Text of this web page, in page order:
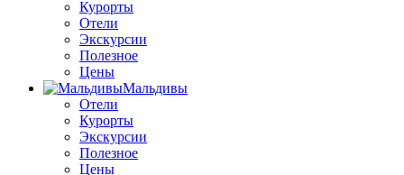
Курорты
Отели
Экскурсии
Полезное
Цены
Мальдивы
Отели
Курорты
Экскурсии
Полезное
Цены